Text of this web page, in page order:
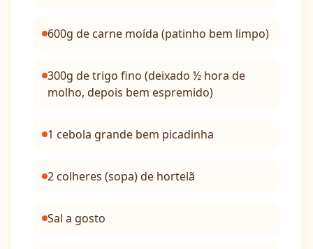
600g de carne moída (patinho bem limpo)
300g de trigo fino (deixado ½ hora de
molho, depois bem espremido)
1 cebola grande bem picadinha
2 colheres (sopa) de hortelã
Sal a gosto